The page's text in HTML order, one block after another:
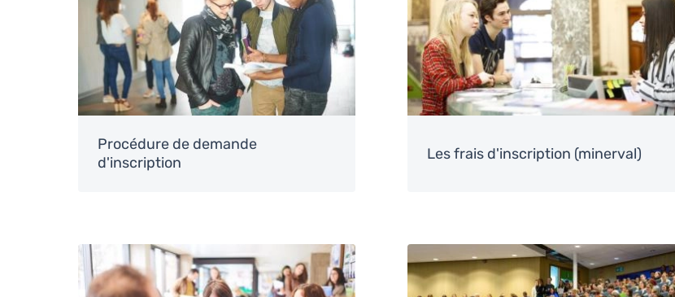
Procédure de demande
d'inscription
Les frais d'inscription (minerval)
Image